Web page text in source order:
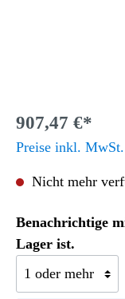
907,47 €*
Preise inkl.
Nicht mehr
Benachrichtige
Lager ist.